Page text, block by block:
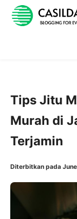
Tips Jitu
Murah di
Terjamin
Diterbitkan pada